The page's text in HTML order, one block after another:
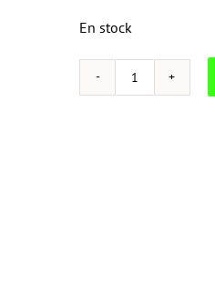
En stock
quantité